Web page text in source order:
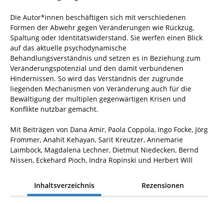
Die Autor*innen beschäftigen sich mit verschiedenen
Formen der Abwehr gegen Veränderungen wie Rückzug,
Spaltung oder Identitätswiderstand. Sie werfen einen Blick
auf das aktuelle psychodynamische
Behandlungsverständnis und setzen es in Beziehung zum
Veränderungspotenzial und den damit verbundenen
Hindernissen. So wird das Verständnis der zugrunde
liegenden Mechanismen von Veränderung auch für die
Bewältigung der multiplen gegenwärtigen Krisen und
Konflikte nutzbar gemacht.
Mit Beiträgen von Dana Amir, Paola Coppola, Ingo Focke, Jörg
Frommer, Anahit Kehayan, Sarit Kreutzer, Annemarie
Laimböck, Magdalena Lechner, Dietmut Niedecken, Bernd
Nissen, Eckehard Pioch, Indra Ropinski und Herbert Will
Inhaltsverzeichnis Rezensionen